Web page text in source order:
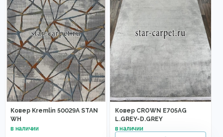
Ковер Kremlin 50029A STAN
WH
Ковер CROWN E705AG
L.GREY-D.GREY